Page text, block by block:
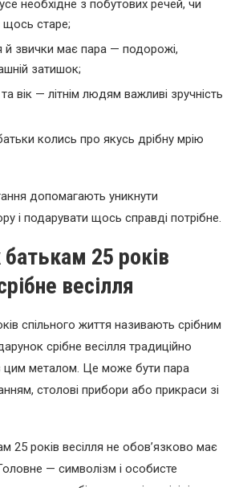
необхідне з побутових речей, чи
щось старе;
й звички має пара — подорожі,
затишок;
вік — літнім людям важливі зручність
колись про якусь дрібну мрію
допомагають уникнути
і подарувати щось справді потрібне.
25 років
весілля
спільного життя називають срібним
срібне весілля традиційно
цим металом. Це може бути пара
столові прибори або прикраси зі
25 років весілля не обов’язково має
— символізм і особисте